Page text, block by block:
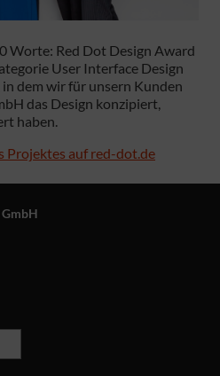
Worte: Red Dot Design Award
User Interface Design
dem wir für unsern Kunden
das Design konzipiert,
haben.
Projektes auf red-dot.de